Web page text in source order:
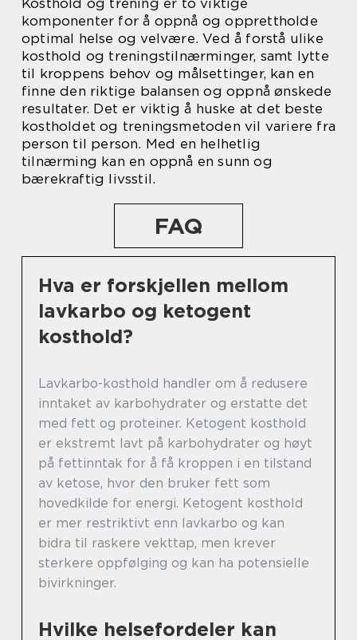
Kosthold og trening er to viktige
komponenter for å oppnå og opprettholde
optimal helse og velvære. Ved å forstå ulike
kosthold og treningstilnærminger, samt lytte
til kroppens behov og målsettinger, kan en
finne den riktige balansen og oppnå ønskede
resultater. Det er viktig å huske at det beste
kostholdet og treningsmetoden vil variere fra
person til person. Med en helhetlig
tilnærming kan en oppnå en sunn og
bærekraftig livsstil.
FAQ
Hva er forskjellen mellom
lavkarbo og ketogent
kosthold?
Lavkarbo-kosthold handler om å redusere
inntaket av karbohydrater og erstatte det
med fett og proteiner. Ketogent kosthold
er ekstremt lavt på karbohydrater og høyt
på fettinntak for å få kroppen i en tilstand
av ketose, hvor den bruker fett som
hovedkilde for energi. Ketogent kosthold
er mer restriktivt enn lavkarbo og kan
bidra til raskere vekttap, men krever
sterkere oppfølging og kan ha potensielle
bivirkninger.
Hvilke helsefordeler kan